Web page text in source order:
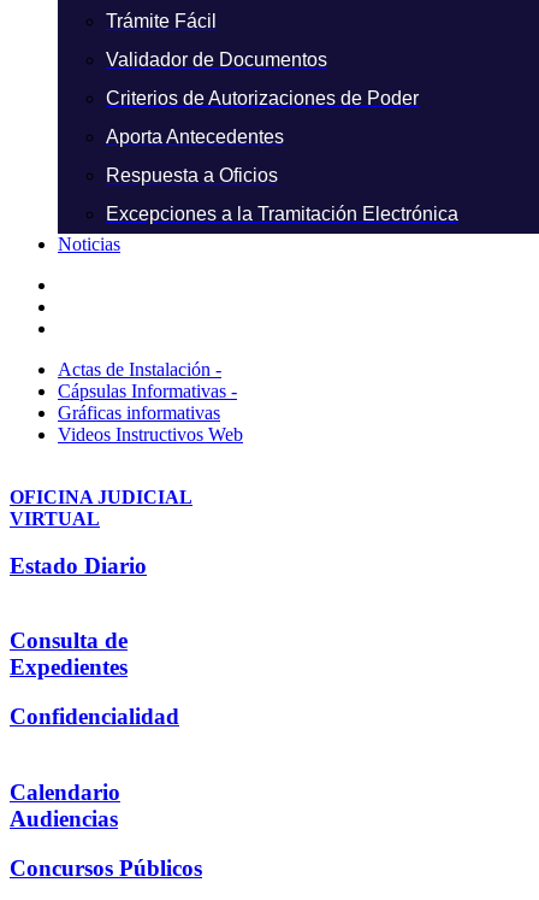
Trámite Fácil
Validador de Documentos
Criterios de Autorizaciones de Poder
Aporta Antecedentes
Respuesta a Oficios
Excepciones a la Tramitación Electrónica
Noticias
Actas de Instalación -
Cápsulas Informativas -
Gráficas informativas
Videos Instructivos Web
OFICINA JUDICIAL
VIRTUAL
Estado Diario
Consulta de
Expedientes
Confidencialidad
Calendario
Audiencias
Concursos Públicos